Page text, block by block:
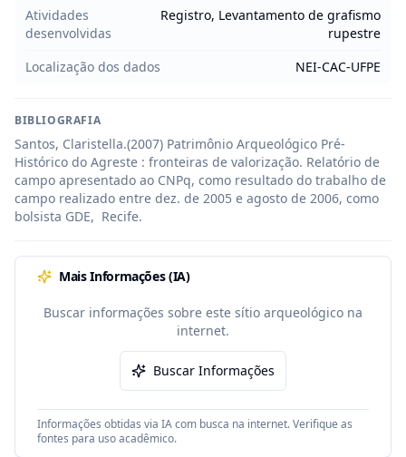
Atividades
desenvolvidas
Registro, Levantamento de grafismo
rupestre
Localização dos dados
NEI-CAC-UFPE
BIBLIOGRAFIA
Santos, Claristella.(2007) Patrimônio Arqueológico Pré-
Histórico do Agreste : fronteiras de valorização. Relatório de
campo apresentado ao CNPq, como resultado do trabalho de
campo realizado entre dez. de 2005 e agosto de 2006, como
bolsista GDE,  Recife.
Mais Informações (IA)
Buscar informações sobre este sítio arqueológico na
internet.
Buscar Informações
Informações obtidas via IA com busca na internet. Verifique as
fontes para uso acadêmico.